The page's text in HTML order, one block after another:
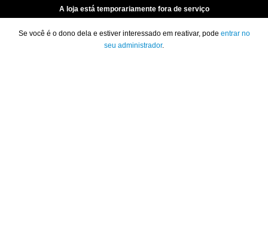
A loja está temporariamente fora de serviço
Se você é o dono dela e estiver interessado em reativar, pode entrar no
seu administrador.